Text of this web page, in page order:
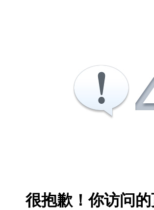
很抱歉！你访问